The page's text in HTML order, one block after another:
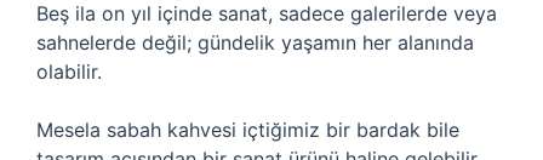
Beş ila on yıl içinde sanat, sadece galerilerde veya
sahnelerde değil; gündelik yaşamın her alanında
olabilir.
Mesela sabah kahvesi içtiğimiz bir bardak bile